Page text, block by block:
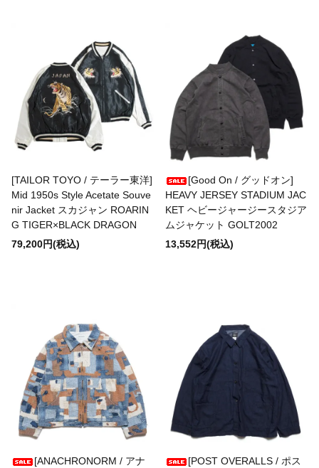
[TAILOR TOYO / テーラー東洋]
Mid 1950s Style Acetate Souve
nir Jacket スカジャン ROARIN
G TIGER×BLACK DRAGON
79,200円(税込)
[Good On / グッドオン]
HEAVY JERSEY STADIUM JAC
KET ヘビージャージースタジア
ムジャケット GOLT2002
13,552円(税込)
[ANACHRONORM / アナ
[POST OVERALLS / ポス
gicipi
Glencroft
GLEN FYNE
Good On
GS/TP
HARDIN KNITWEAR